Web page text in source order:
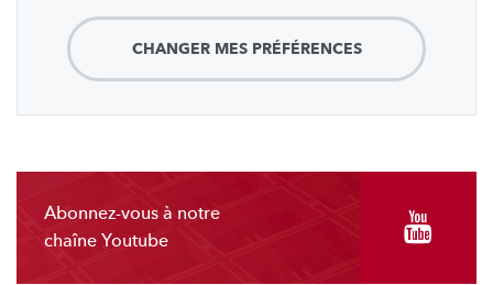
CHANGER MES PRÉFÉRENCES
Abonnez-vous à notre
chaîne Youtube